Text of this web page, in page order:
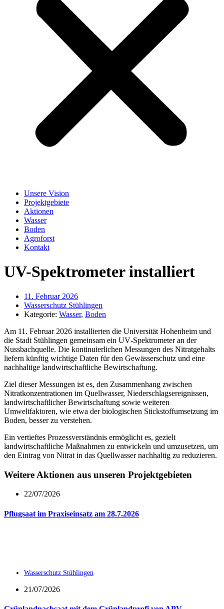
Unsere Vision
Projektgebiete
Aktionen
Wasser
Boden
Agroforst
Kontakt
UV-Spektrometer installiert
11. Februar 2026
Wasserschutz Stühlingen
Kategorie: Wasser, Boden
Am 11. Februar 2026 installierten die Universität Hohenheim und
die Stadt Stühlingen gemeinsam ein UV‑Spektrometer an der
Nussbachquelle. Die kontinuierlichen Messungen des Nitratgehalts
liefern künftig wichtige Daten für den Gewässerschutz und eine
nachhaltige landwirtschaftliche Bewirtschaftung.
Ziel dieser Messungen ist es, den Zusammenhang zwischen
Nitratkonzentrationen im Quellwasser, Niederschlagsereignissen,
landwirtschaftlicher Bewirtschaftung sowie weiteren
Umweltfaktoren, wie etwa der biologischen Stickstoffumsetzung im
Boden, besser zu verstehen.
Ein vertieftes Prozessverständnis ermöglicht es, gezielt
landwirtschaftliche Maßnahmen zu entwickeln und umzusetzen, um
den Eintrag von Nitrat in das Quellwasser nachhaltig zu reduzieren.
Weitere Aktionen aus unseren Projektgebieten
22/07/2026
Pflugsaat im Praxiseinsatz am 28.7.2026
Wasserschutz Stühlingen
21/07/2026